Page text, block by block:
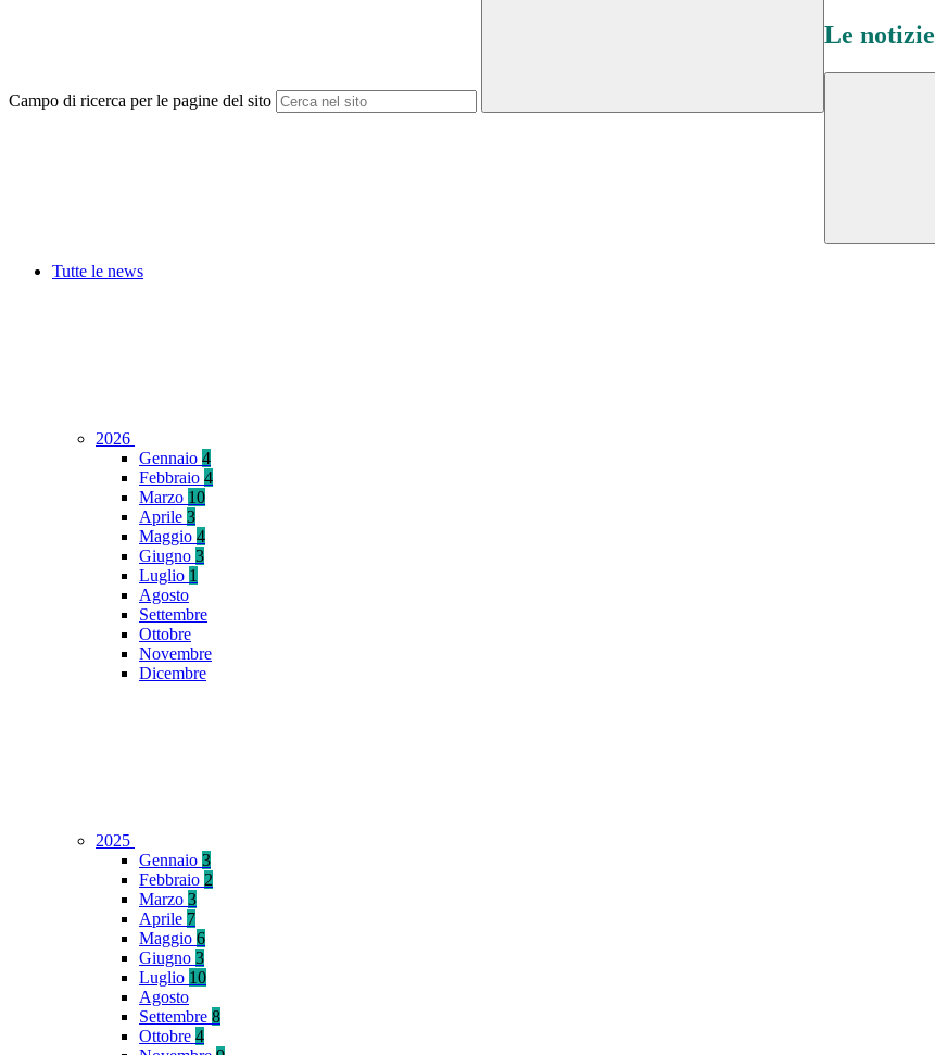
Campo di ricerca per le pagine del sito
Le notizie
Tutte le news
2026
Gennaio 4
Febbraio 4
Marzo 10
Aprile 3
Maggio 4
Giugno 3
Luglio 1
Agosto
Settembre
Ottobre
Novembre
Dicembre
2025
Gennaio 3
Febbraio 2
Marzo 3
Aprile 7
Maggio 6
Giugno 3
Luglio 10
Agosto
Settembre 8
Ottobre 4